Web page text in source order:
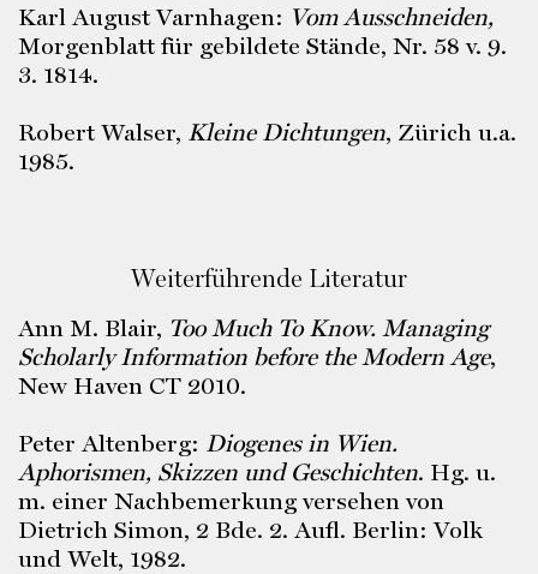
Karl August Varnhagen: Vom Ausschneiden,
Morgenblatt für gebildete Stände, Nr. 58 v. 9.
3. 1814.
Robert Walser, Kleine Dichtungen, Zürich u.a.
1985.
Weiterführende Literatur
Ann M. Blair, Too Much To Know. Managing
Scholarly Information before the Modern Age,
New Haven CT 2010.
Peter Altenberg: Diogenes in Wien.
Aphorismen, Skizzen und Geschichten. Hg. u.
m. einer Nachbemerkung versehen von
Dietrich Simon, 2 Bde. 2. Aufl. Berlin: Volk
und Welt, 1982.